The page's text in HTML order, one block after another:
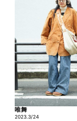
唯舞
2023.3/24